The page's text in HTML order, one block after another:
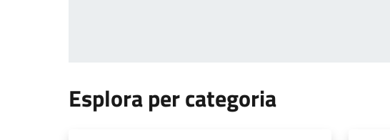
Esplora per categoria